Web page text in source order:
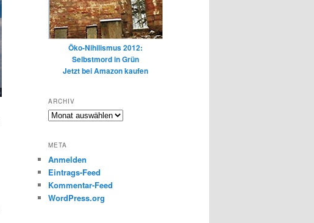
Öko-Nihilismus 2012:
Selbstmord in Grün
Jetzt bei Amazon kaufen
ARCHIV
Archiv
META
Anmelden
Eintrags-Feed
Kommentar-Feed
WordPress.org